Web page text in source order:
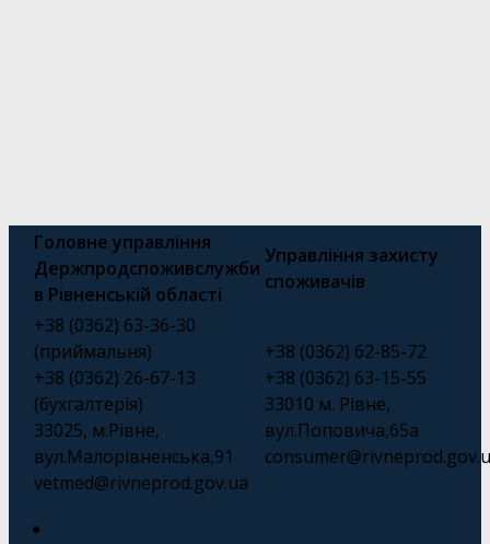
Головне управління
Держпродспоживслужби
в Рівненській області
Управління захисту
споживачів
+38 (0362) 63-36-30
(приймальня)
+38 (0362) 26-67-13
(бухгалтерія)
33025, м.Рівне,
вул.Малорівненська,91
vetmed@rivneprod.gov.ua
+38 (0362) 62-85-72
+38 (0362) 63-15-55
33010 м. Рівне,
вул.Поповича,65а